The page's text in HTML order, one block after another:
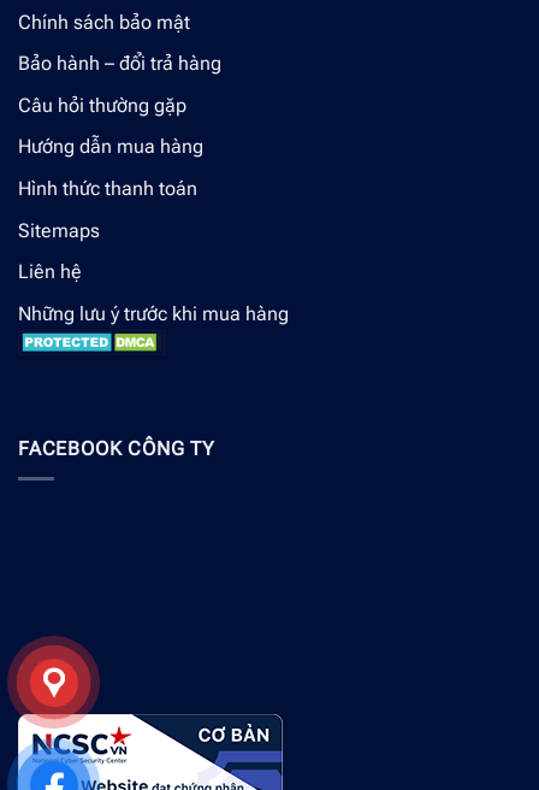
Chính sách bảo mật
Bảo hành – đổi trả hàng
Câu hỏi thường gặp
Hướng dẫn mua hàng
Hình thức thanh toán
Sitemaps
Liên hệ
Những lưu ý trước khi mua hàng
FACEBOOK CÔNG TY